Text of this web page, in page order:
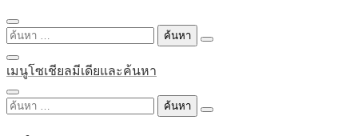
ค้นหา
สำหรับ:
เมนูโซเชียลมีเดียและค้นหา
ค้นหา